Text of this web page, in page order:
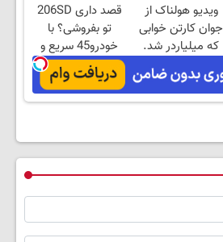
ویدیو هولناک از
جوان کارتن خوابی
که میلیاردر شد.
آموزش رایگان
قصد داری 206SD
تو بفروشی؟ با
خودرو45 سریع و
امن بفروش